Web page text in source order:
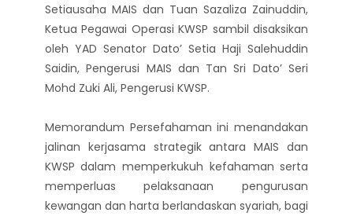
Setiausaha MAIS dan Tuan Sazaliza Zainuddin,
Ketua Pegawai Operasi KWSP sambil disaksikan
oleh YAD Senator Dato’ Setia Haji Salehuddin
Saidin, Pengerusi MAIS dan Tan Sri Dato’ Seri
Mohd Zuki Ali, Pengerusi KWSP.
Memorandum Persefahaman ini menandakan
jalinan kerjasama strategik antara MAIS dan
KWSP dalam memperkukuh kefahaman serta
memperluas pelaksanaan pengurusan
kewangan dan harta berlandaskan syariah, bagi